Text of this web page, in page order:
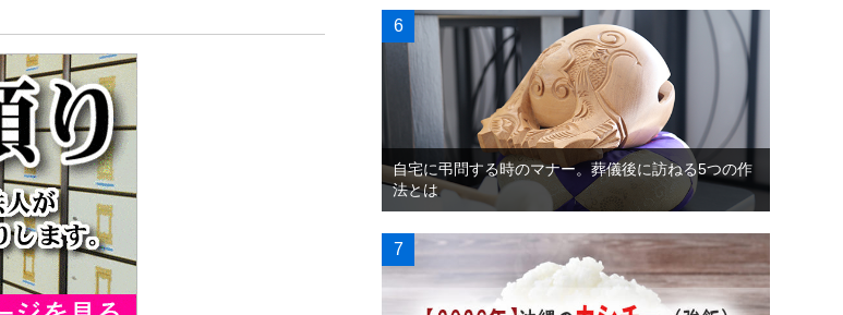
自宅に弔問する時のマナー。葬儀後に訪ねる5つの作
法とは